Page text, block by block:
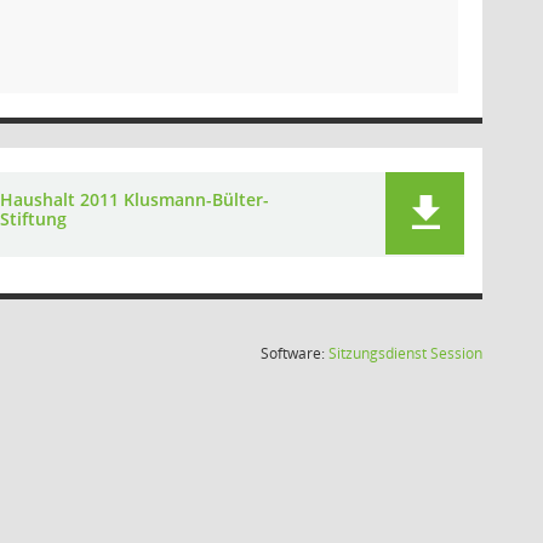
Haushalt 2011 Klusmann-Bülter-
Stiftung
Software:SitzungsdienstSession(Wird in